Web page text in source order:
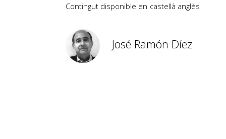
Contingut disponible en castellà anglès
José Ramón Díez